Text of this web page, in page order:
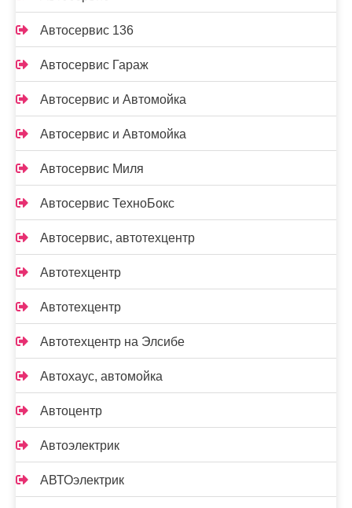
Автосервис 136
Автосервис Гараж
Автосервис и Автомойка
Автосервис и Автомойка
Автосервис Миля
Автосервис ТехноБокс
Автосервис, автотехцентр
Автотехцентр
Автотехцентр
Автотехцентр на Элсибе
Автохаус, автомойка
Автоцентр
Автоэлектрик
АВТОэлектрик